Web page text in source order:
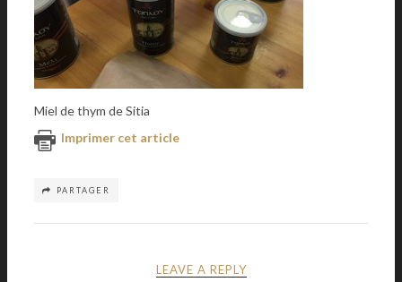
Miel de thym de Sitia
Imprimer cet article
PARTAGER
LEAVE A REPLY